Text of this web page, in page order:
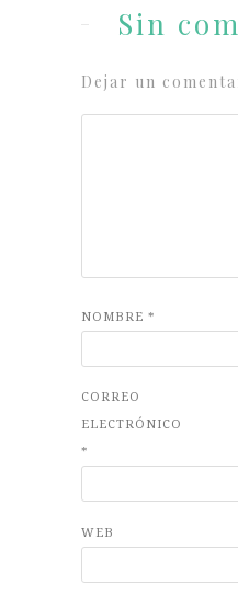
Sin
Dejar un
NOMBRE *
CORREO
ELECTRÓNICO
*
WEB